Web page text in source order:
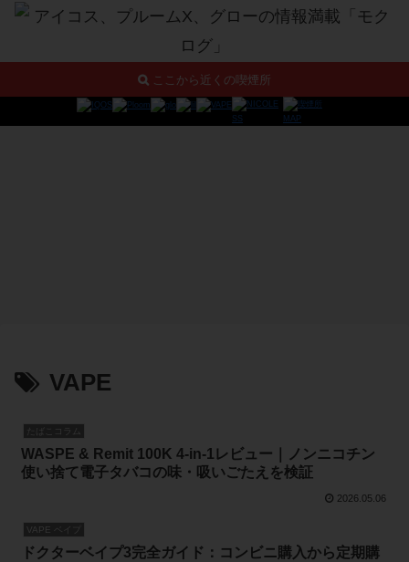
ここから近くの喫煙所
VAPE
たばこコラム
WASPE & Remit 100K 4-in-1レビュー｜ノンニコチン
使い捨て電子タバコの味・吸いごたえを検証
2026.05.06
VAPE ベイプ
ドクターベイプ3完全ガイド：コンビニ購入から定期購